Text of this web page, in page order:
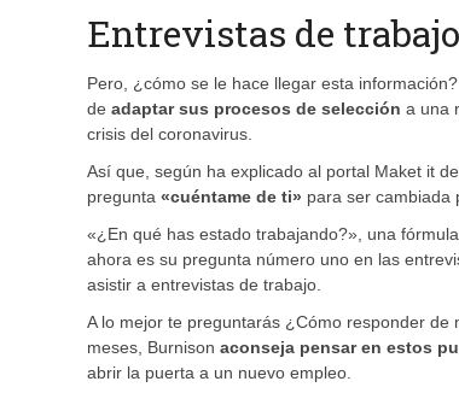
Entrevistas de
Pero, ¿cómo se le hace llegar esta
de adaptar sus procesos de selección a una
crisis del coronavirus.
Así que, según ha explicado al portal Maket it
pregunta «cuéntame de ti» para ser cambiada
«¿En qué has estado trabajando?», una
ahora es su pregunta número uno en las
asistir a entrevistas de trabajo.
A lo mejor te preguntarás ¿Cómo responder
meses, Burnison aconseja pensar en estos
abrir la puerta a un nuevo empleo.